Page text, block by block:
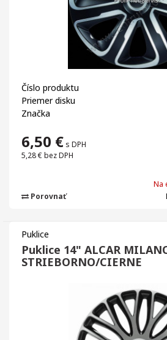
Číslo produktu
Priemer disku
Značka
6,50 € s DPH
5,28 € bez DPH
Na
Porovnať
Puklice
Puklice 14" ALCAR
STRIEBORNO/CIERNE